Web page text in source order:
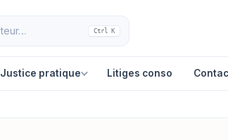
Ctrl K
Justice pratique Litiges conso